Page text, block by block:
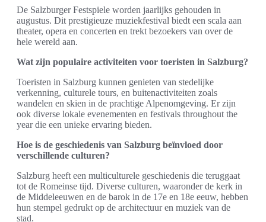
De Salzburger Festspiele worden jaarlijks gehouden in
augustus. Dit prestigieuze muziekfestival biedt een scala aan
theater, opera en concerten en trekt bezoekers van over de
hele wereld aan.
Wat zijn populaire activiteiten voor toeristen in Salzburg?
Toeristen in Salzburg kunnen genieten van stedelijke
verkenning, culturele tours, en buitenactiviteiten zoals
wandelen en skien in de prachtige Alpenomgeving. Er zijn
ook diverse lokale evenementen en festivals throughout the
year die een unieke ervaring bieden.
Hoe is de geschiedenis van Salzburg beïnvloed door
verschillende culturen?
Salzburg heeft een multiculturele geschiedenis die teruggaat
tot de Romeinse tijd. Diverse culturen, waaronder de kerk in
de Middeleeuwen en de barok in de 17e en 18e eeuw, hebben
hun stempel gedrukt op de architectuur en muziek van de
stad.